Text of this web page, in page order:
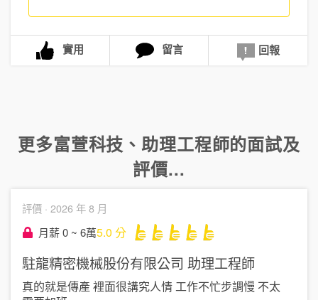
實用 留言 回報
更多富萱科技 、助理工程師的面試及
評價...
評價 · 2026 年 8 月
月薪 0 ~ 6萬5.0 分
駐龍精密機械股份有限公司 助理工程師
真的就是傳產 裡面很講究人情 工作不忙步調慢 不太